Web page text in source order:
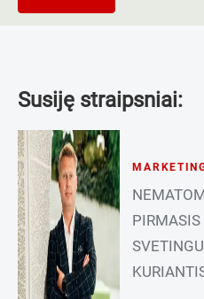
Susiję straipsniai:
PIRMASIS